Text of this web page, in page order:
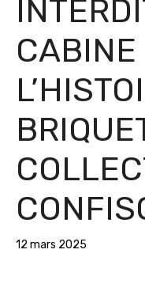
CABINE
12 mars 2025